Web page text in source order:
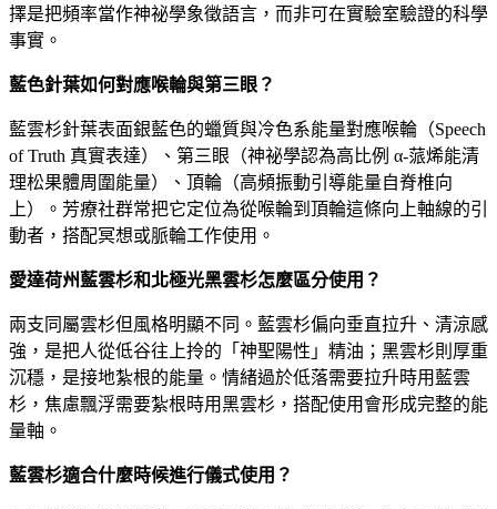
擇是把頻率當作神祕學象徵語言，而非可在實驗室驗證的科學
事實。
藍色針葉如何對應喉輪與第三眼？
藍雲杉針葉表面銀藍色的蠟質與冷色系能量對應喉輪（Speech
of Truth 真實表達）、第三眼（神祕學認為高比例 α-蒎烯能清
理松果體周圍能量）、頂輪（高頻振動引導能量自脊椎向
上）。芳療社群常把它定位為從喉輪到頂輪這條向上軸線的引
動者，搭配冥想或脈輪工作使用。
愛達荷州藍雲杉和北極光黑雲杉怎麼區分使用？
兩支同屬雲杉但風格明顯不同。藍雲杉偏向垂直拉升、清涼感
強，是把人從低谷往上拎的「神聖陽性」精油；黑雲杉則厚重
沉穩，是接地紮根的能量。情緒過於低落需要拉升時用藍雲
杉，焦慮飄浮需要紮根時用黑雲杉，搭配使用會形成完整的能
量軸。
藍雲杉適合什麼時候進行儀式使用？